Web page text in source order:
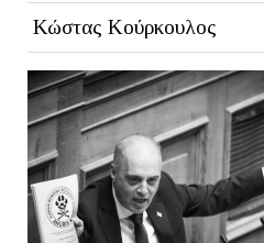
Κώστας Κούρκουλος